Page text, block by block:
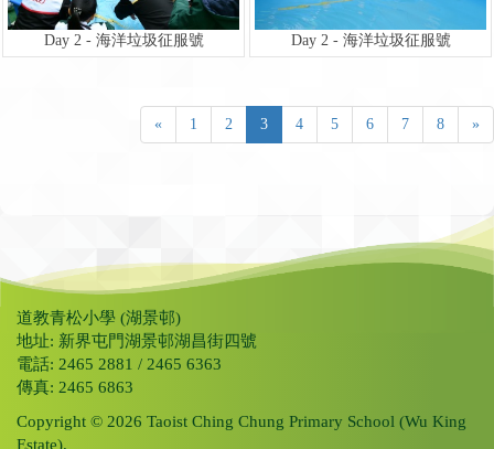
Day 2 - 海洋垃圾征服號 Day 2 - 海洋垃圾征服號
« 1 2 3 4 5 6 7 8 »
道教青松小學 (湖景邨)
地址: 新界屯門湖景邨湖昌街四號
電話: 2465 2881 / 2465 6363
傳真: 2465 6863
Copyright © 2026 Taoist Ching Chung Primary School (Wu King
Estate).